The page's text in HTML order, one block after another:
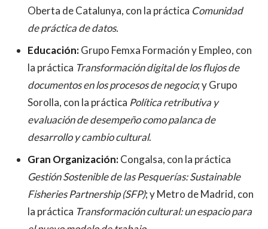
Oberta de Catalunya, con la práctica Comunidad
de práctica de datos.
Educación:Grupo Femxa Formación y Empleo, con
la práctica Transformación digital de los flujos de
documentos en los procesos de negocio; y Grupo
Sorolla, con la práctica Política retributiva y
evaluación de desempeño como palanca de
desarrollo y cambio cultural.
Gran Organización:Congalsa, con la práctica
Gestión Sostenible de las Pesquerías: Sustainable
Fisheries Partnership (SFP); y Metro de Madrid, con
la práctica Transformación cultural: un espacio para